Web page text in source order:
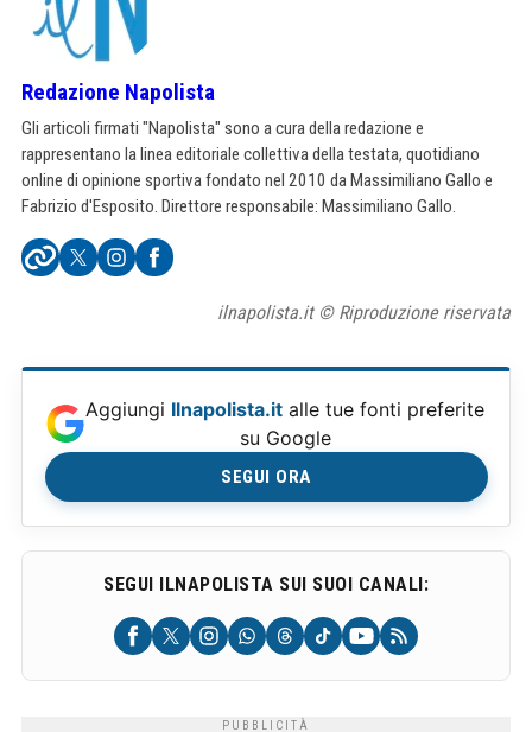
Redazione Napolista
Gli articoli firmati "Napolista" sono a cura della redazione e
rappresentano la linea editoriale collettiva della testata, quotidiano
online di opinione sportiva fondato nel 2010 da Massimiliano Gallo e
Fabrizio d'Esposito. Direttore responsabile: Massimiliano Gallo.
ilnapolista.it © Riproduzione riservata
Aggiungi Ilnapolista.it alle tue fonti preferite
su Google
SEGUI ORA
SEGUI ILNAPOLISTA SUI SUOI CANALI: